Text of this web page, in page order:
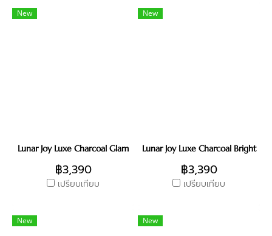
New
Lunar Joy Luxe Charcoal Glam
฿3,390
เปรียบเทียบ
New
Lunar Joy Luxe Charcoal Bright
฿3,390
เปรียบเทียบ
New New